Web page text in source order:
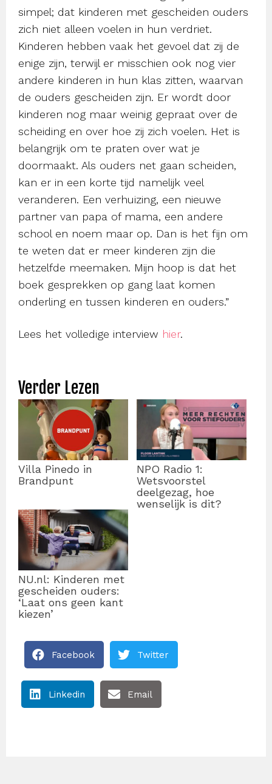
simpel; dat kinderen met gescheiden ouders
zich niet alleen voelen in hun verdriet.
Kinderen hebben vaak het gevoel dat zij de
enige zijn, terwijl er misschien ook nog vier
andere kinderen in hun klas zitten, waarvan
de ouders gescheiden zijn. Er wordt door
kinderen nog maar weinig gepraat over de
scheiding en over hoe zij zich voelen. Het is
belangrijk om te praten over wat je
doormaakt. Als ouders net gaan scheiden,
kan er in een korte tijd namelijk veel
veranderen. Een verhuizing, een nieuwe
partner van papa of mama, een andere
school en noem maar op. Dan is het fijn om
te weten dat er meer kinderen zijn die
hetzelfde meemaken. Mijn hoop is dat het
boek gesprekken op gang laat komen
onderling en tussen kinderen en ouders.”
Lees het volledige interview hier.
Verder Lezen
Villa Pinedo in
Brandpunt
NPO Radio 1:
Wetsvoorstel
deelgezag, hoe
wenselijk is dit?
NU.nl: Kinderen met
gescheiden ouders:
‘Laat ons geen kant
kiezen’
Facebook Twitter
Linkedin Email